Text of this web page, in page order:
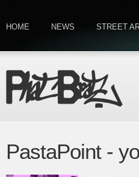
HOME NEWS STREET
PastaPoint -